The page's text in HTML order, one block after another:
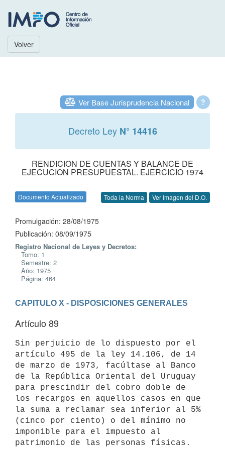
Volver
?
Ver Base Jurisprudencia Nacional
Decreto Ley N° 14416
RENDICION DE CUENTAS Y BALANCE DE
EJECUCION PRESUPUESTAL. EJERCICIO 1974
Documento Actualizado Toda la Norma Ver Imagen del D.O.
Promulgación: 28/08/1975
Publicación: 08/09/1975
Registro Nacional de Leyes y Decretos:
Tomo: 1
Semestre: 2
Año: 1975
Página: 464
CAPITULO X - DISPOSICIONES GENERALES
Artículo 89
Sin perjuicio de lo dispuesto por el
artículo 495 de la ley 14.106, de 14
de marzo de 1973, facúltase al Banco
de la República Oriental del Uruguay
para prescindir del cobro doble de
los recargos en aquellos casos en que
la suma a reclamar sea inferior al 5%
(cinco por ciento) o del mínimo no
imponible para el impuesto al